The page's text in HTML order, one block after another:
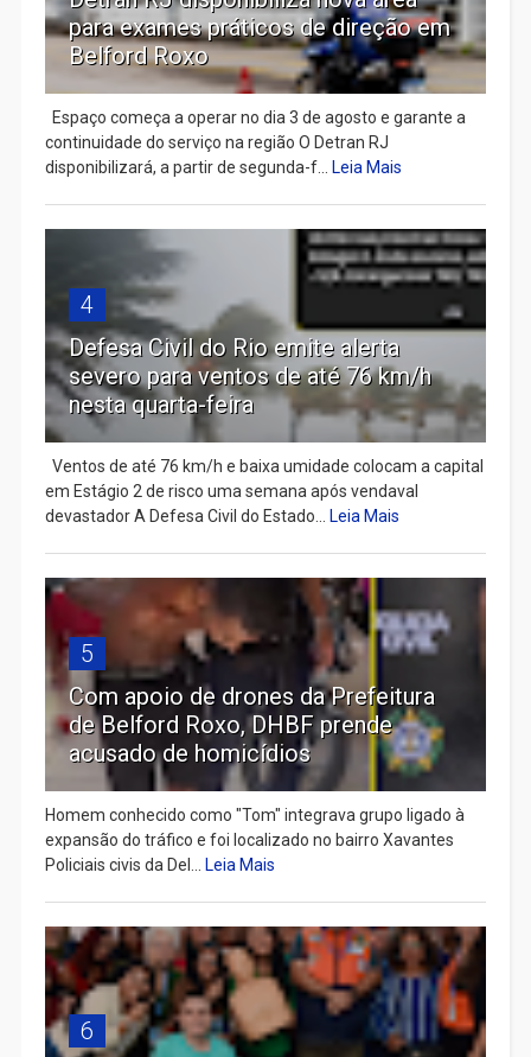
para exames práticos de direção em
Belford Roxo
Espaço começa a operar no dia 3 de agosto e garante a
continuidade do serviço na região O Detran RJ
disponibilizará, a partir de segunda-f...
Leia Mais
4
Defesa Civil do Rio emite alerta
severo para ventos de até 76 km/h
nesta quarta-feira
Ventos de até 76 km/h e baixa umidade colocam a capital
em Estágio 2 de risco uma semana após vendaval
devastador A Defesa Civil do Estado...
Leia Mais
5
Com apoio de drones da Prefeitura
de Belford Roxo, DHBF prende
acusado de homicídios
Homem conhecido como "Tom" integrava grupo ligado à
expansão do tráfico e foi localizado no bairro Xavantes
Policiais civis da Del...
Leia Mais
6